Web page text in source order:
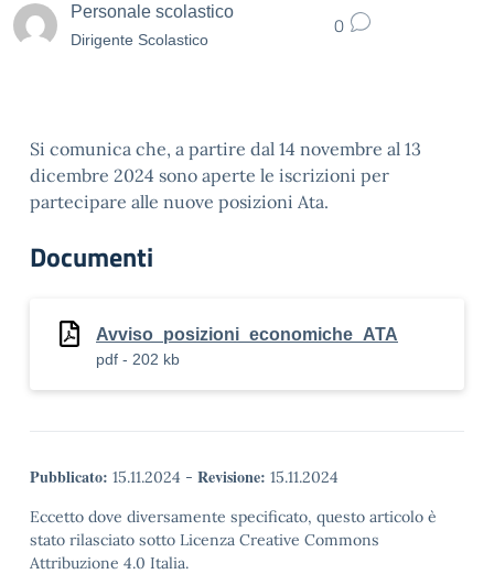
Personale scolastico
Dirigente Scolastico
0
Si comunica che, a partire dal 14 novembre al 13
dicembre 2024 sono aperte le iscrizioni per
partecipare alle nuove posizioni Ata.
Documenti
Avviso_posizioni_economiche_ATA
pdf - 202 kb
Pubblicato: 15.11.2024 - Revisione: 15.11.2024
Eccetto dove diversamente specificato, questo articolo è
stato rilasciato sotto Licenza Creative Commons
Attribuzione 4.0 Italia.